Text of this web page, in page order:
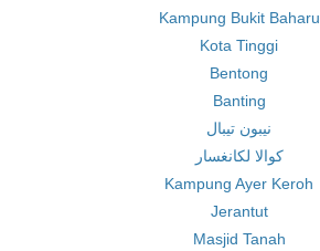
Kampung Bukit Baharu
Kota Tinggi
Bentong
Banting
نيبون تيبال
كوالا لكانغسار
Kampung Ayer Keroh
Jerantut
Masjid Tanah